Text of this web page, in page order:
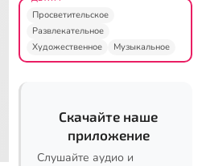
Просветительское
Развлекательное
Художественное
Музыкальное
Скачайте наше
приложение
Слушайте аудио и